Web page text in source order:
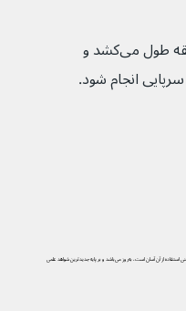
آزمایش مغز استخوان ۱۵ تا ۲۰ دقیقه طول می‌کشد و
از آن آسان است، به‌روز می‌باشد و بر پایه جدیدترین شواهد علمی